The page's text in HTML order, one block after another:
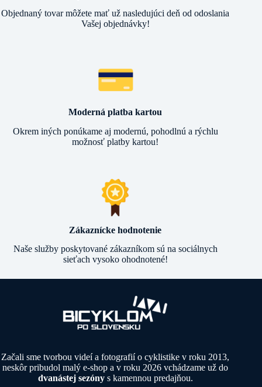
Objednaný tovar môžete mať už nasledujúci deň od odoslania
Vašej objednávky!
Moderná platba kartou
Okrem iných ponúkame aj modernú, pohodlnú a rýchlu
možnosť platby kartou!
Zákaznícke hodnotenie
Naše služby poskytované zákazníkom sú na sociálnych
sieťach vysoko ohodnotené!
Začali sme tvorbou videí a fotografií o cyklistike v roku 2013,
neskôr pribudol malý e-shop a v roku 2026 vchádzame už do
dvanástej sezónys kamennou predajňou.